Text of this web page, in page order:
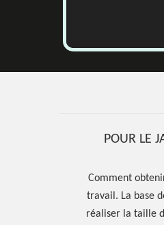
POUR LE
Comment
travail. La base
réaliser la taille